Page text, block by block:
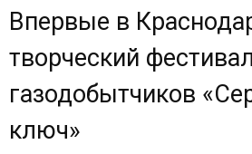
Впервые в
творческий
газодобытчиков
ключ»